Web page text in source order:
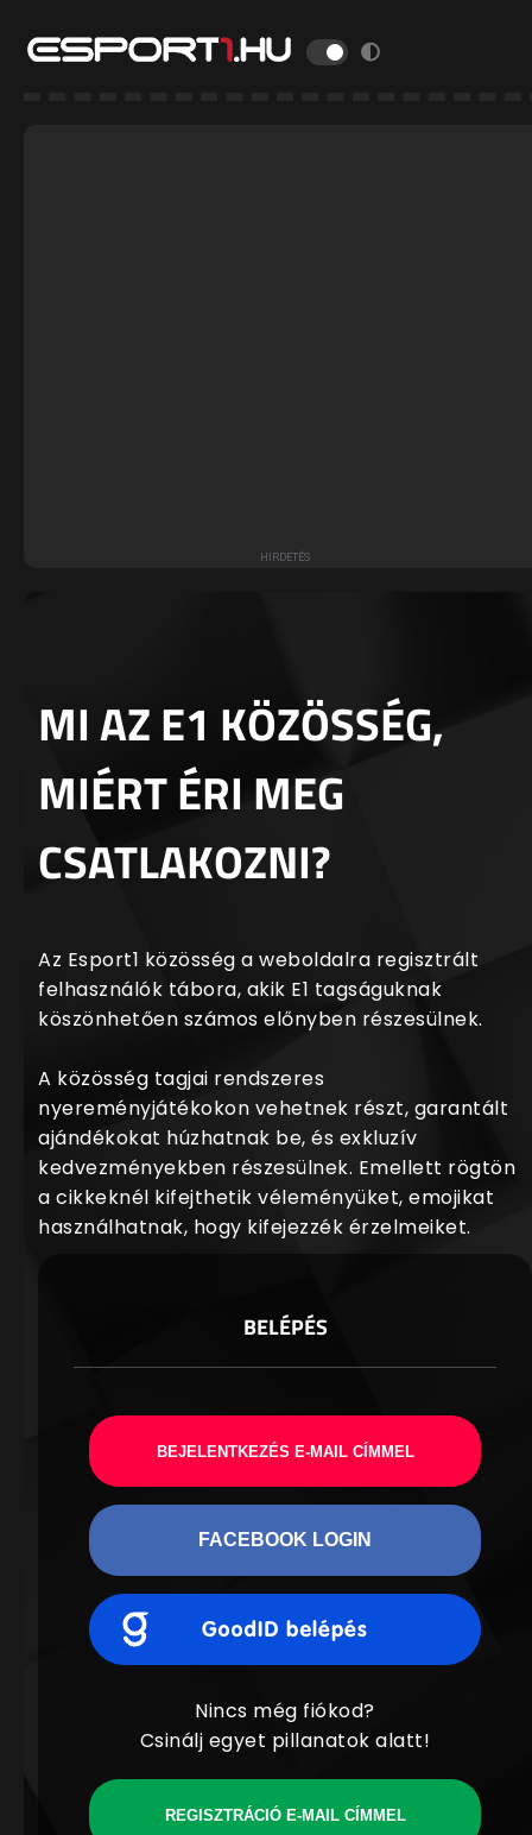
MI AZ E1 KÖZÖSSÉG,
MIÉRT ÉRI MEG
CSATLAKOZNI?
Az Esport1 közösség a weboldalra regisztrált
felhasználók tábora, akik E1 tagságuknak
köszönhetően számos előnyben részesülnek.
A közösség tagjai rendszeres
nyereményjátékokon vehetnek részt, garantált
ajándékokat húzhatnak be, és exkluzív
kedvezményekben részesülnek. Emellett rögtön
a cikkeknél kifejthetik véleményüket, emojikat
használhatnak, hogy kifejezzék érzelmeiket.
BELÉPÉS
BEJELENTKEZÉS E-MAIL CÍMMEL
FACEBOOK LOGIN
Nincs még fiókod?
Csinálj egyet pillanatok alatt!
REGISZTRÁCIÓ E-MAIL CÍMMEL